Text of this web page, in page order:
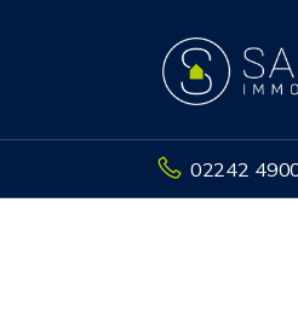
02242